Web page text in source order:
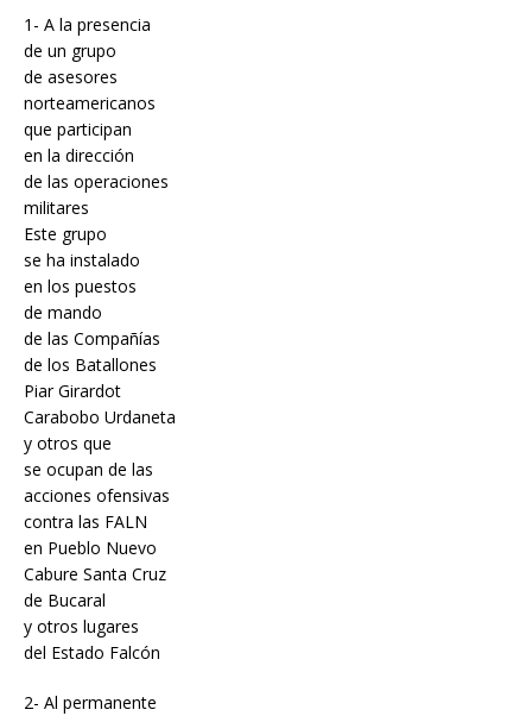
1- A la presencia
de un grupo
de asesores
norteamericanos
que participan
en la dirección
de las operaciones
militares
Este grupo
se ha instalado
en los puestos
de mando
de las Compañías
de los Batallones
Piar Girardot
Carabobo Urdaneta
y otros que
se ocupan de las
acciones ofensivas
contra las FALN
en Pueblo Nuevo
Cabure Santa Cruz
de Bucaral
y otros lugares
del Estado Falcón
2- Al permanente